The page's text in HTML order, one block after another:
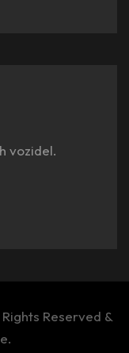
vozidel.
Reserved &
.